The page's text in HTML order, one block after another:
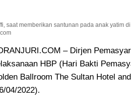
saat memberikan santunan pada anak yatim
– Dirjen
HBP (Hari Bakti
Ballroom The Sultan Hotel
04/2022).